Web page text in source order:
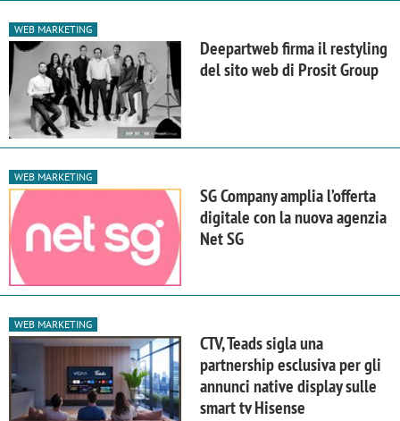
WEB MARKETING
Deepartweb firma il restyling
del sito web di Prosit Group
WEB MARKETING
SG Company amplia l’offerta
digitale con la nuova agenzia
Net SG
WEB MARKETING
CTV, Teads sigla una
partnership esclusiva per gli
annunci native display sulle
smart tv Hisense